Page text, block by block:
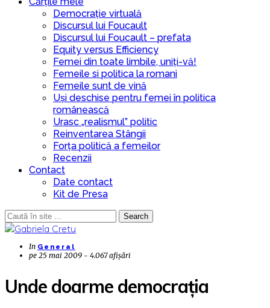
Democrație virtuală
Discursul lui Foucault
Discursul lui Foucault – prefata
Equity versus Efficiency
Femei din toate limbile, uniți-vă!
Femeile si politica la romani
Femeile sunt de vină
Uși deschise pentru femei în politica
românească
Urasc „realismul” politic
Reinventarea Stângii
Forța politică a femeilor
Recenzii
Contact
Date contact
Kit de Presa
Search
In General
pe 25 mai 2009 - 4.067 afișări
Unde doarme democrația